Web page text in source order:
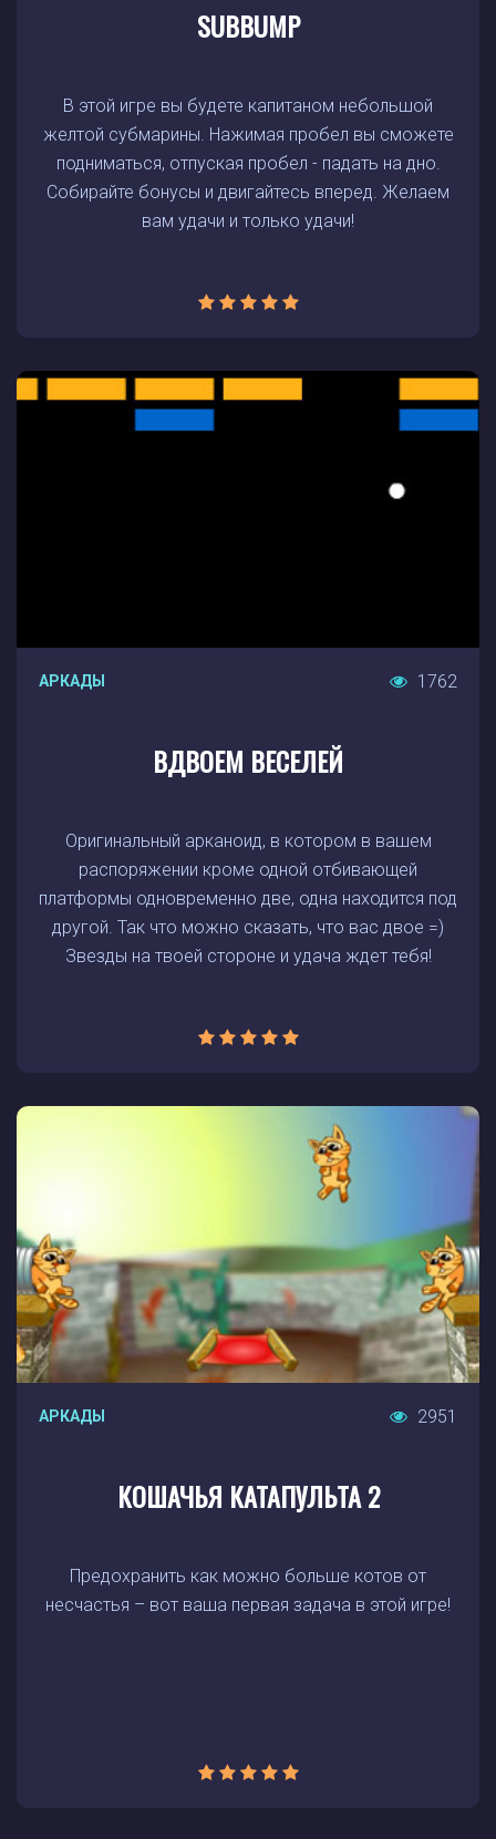
SUBBUMP
В этой игре вы будете капитаном небольшой
желтой субмарины. Нажимая пробел вы сможете
подниматься, отпуская пробел - падать на дно.
Собирайте бонусы и двигайтесь вперед. Желаем
вам удачи и только удачи!
АРКАДЫ 1762
ВДВОЕМ ВЕСЕЛЕЙ
Оригинальный арканоид, в котором в вашем
распоряжении кроме одной отбивающей
платформы одновременно две, одна находится под
другой. Так что можно сказать, что вас двое =)
Звезды на твоей стороне и удача ждет тебя!
АРКАДЫ 2951
КОШАЧЬЯ КАТАПУЛЬТА 2
Предохранить как можно больше котов от
несчастья – вот ваша первая задача в этой игре!